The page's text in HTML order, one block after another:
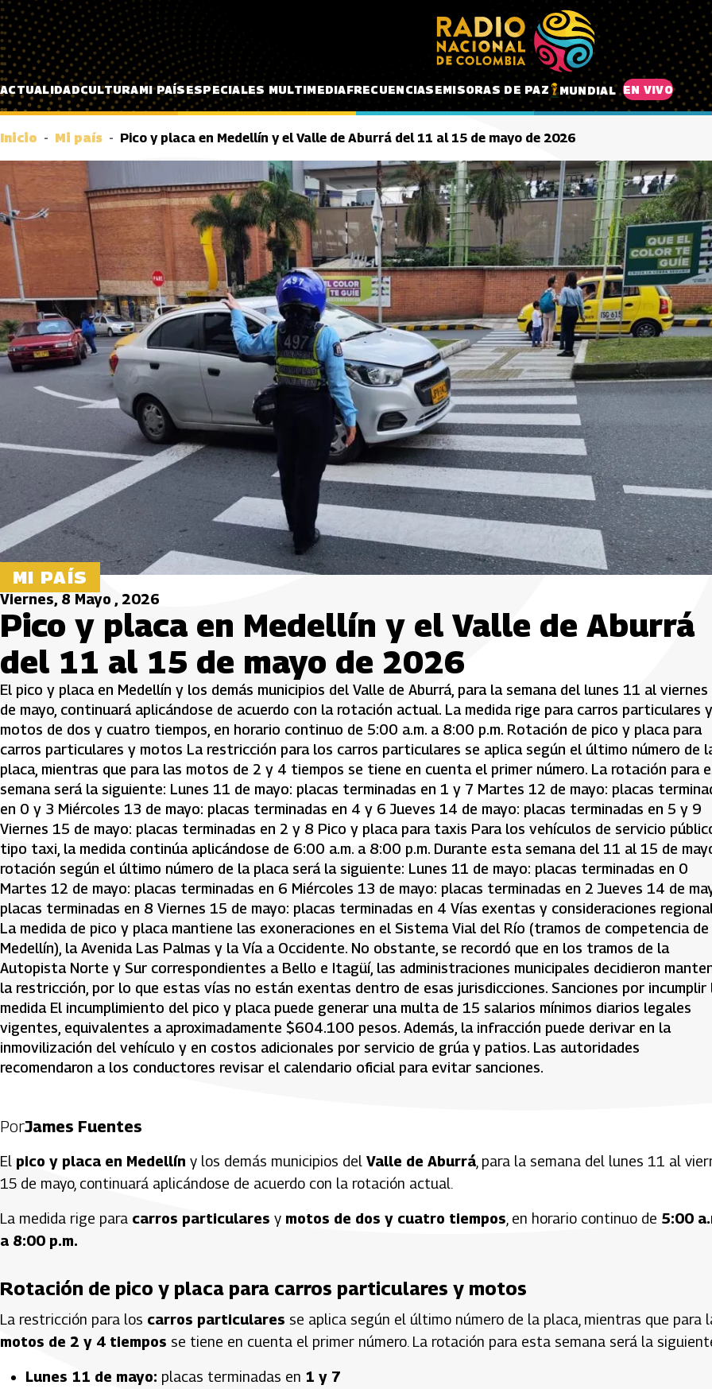
Pasar al contenido principal
ACTUALIDADCULTURAMI PAÍSESPECIALES MULTIMEDIAFRECUENCIASEMISORAS DE PAZ MUNDIAL EN VIVO
Inicio Mi país Pico y placa en Medellín y el Valle de Aburrá del 11 al 15 de mayo de 2026
MI PAÍS
Viernes, 8 Mayo , 2026
Pico y placa en Medellín y el Valle de Aburrá
del 11 al 15 de mayo de 2026
El pico y placa en Medellín y los demás municipios del Valle de Aburrá, para la semana del lunes 11 al viernes
de mayo, continuará aplicándose de acuerdo con la rotación actual. La medida rige para carros particulares y
motos de dos y cuatro tiempos, en horario continuo de 5:00 a.m. a 8:00 p.m. Rotación de pico y placa para
carros particulares y motos La restricción para los carros particulares se aplica según el último número de
placa, mientras que para las motos de 2 y 4 tiempos se tiene en cuenta el primer número. La rotación para
semana será la siguiente: Lunes 11 de mayo: placas terminadas en 1 y 7 Martes 12 de mayo: placas
en 0 y 3 Miércoles 13 de mayo: placas terminadas en 4 y 6 Jueves 14 de mayo: placas terminadas en 5 y 9
Viernes 15 de mayo: placas terminadas en 2 y 8 Pico y placa para taxis Para los vehículos de servicio
tipo taxi, la medida continúa aplicándose de 6:00 a.m. a 8:00 p.m. Durante esta semana del 11 al 15 de
rotación según el último número de la placa será la siguiente: Lunes 11 de mayo: placas terminadas en 0
Martes 12 de mayo: placas terminadas en 6 Miércoles 13 de mayo: placas terminadas en 2 Jueves 14 de
placas terminadas en 8 Viernes 15 de mayo: placas terminadas en 4 Vías exentas y consideraciones
La medida de pico y placa mantiene las exoneraciones en el Sistema Vial del Río (tramos de competencia de
Medellín), la Avenida Las Palmas y la Vía a Occidente. No obstante, se recordó que en los tramos de la
Autopista Norte y Sur correspondientes a Bello e Itagüí, las administraciones municipales decidieron
la restricción, por lo que estas vías no están exentas dentro de esas jurisdicciones. Sanciones por incumplir
medida El incumplimiento del pico y placa puede generar una multa de 15 salarios mínimos diarios legales
vigentes, equivalentes a aproximadamente $604.100 pesos. Además, la infracción puede derivar en la
inmovilización del vehículo y en costos adicionales por servicio de grúa y patios. Las autoridades
recomendaron a los conductores revisar el calendario oficial para evitar sanciones.
PorJames Fuentes
El pico y placa en Medellín y los demás municipios del Valle de Aburrá , para la semana del lunes 11 al
15 de mayo, continuará aplicándose de acuerdo con la rotación actual.
La medida rige para carros particulares y motos de dos y cuatro tiempos , en horario continuo de 5:00
a 8:00 p.m.
Rotación de pico y placa para carros particulares y motos
La restricción para los carros particulares se aplica según el último número de la placa, mientras que para
motos de 2 y 4 tiempos se tiene en cuenta el primer número. La rotación para esta semana será la
Lunes 11 de mayo: placas terminadas en 1 y 7